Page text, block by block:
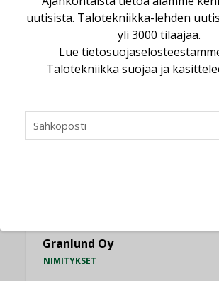
KATSO KAIKKI
NIMITYKSET
Granlund Oy
NIMITYKSET
uutisista. Talotekniikka-lehden
yli 3000 tilaajaa.
Lue
Talotekniikka suojaa ja